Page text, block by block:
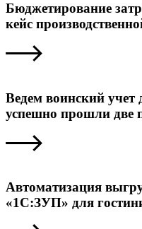
Бюджетирование
кейс
Ведем воинский учет
успешно прошли две
Автоматизация
«1С:ЗУП» для